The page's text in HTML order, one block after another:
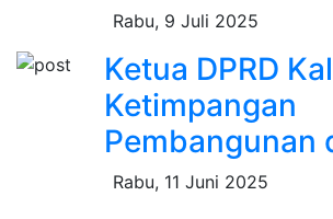
Rabu, 9 Juli 2025
Ketua DPRD
Ketimpangan
Pembangunan
Rabu, 11 Juni 2025